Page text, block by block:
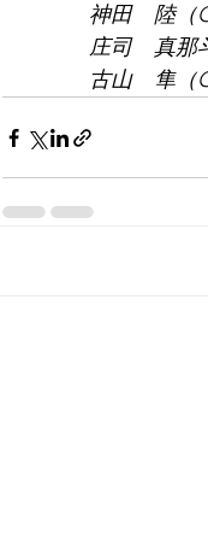
神田　陸（
庄司　真那斗（
古山　隼（CI